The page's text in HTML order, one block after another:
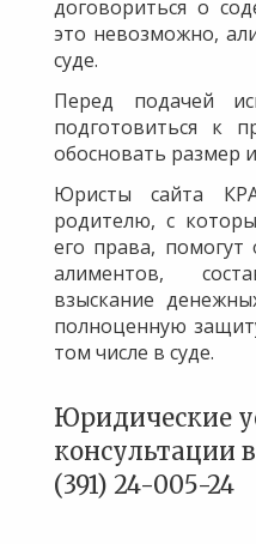
договориться о
это невозможно,
суде.
Перед подачей
подготовиться к
обосновать размер
Юристы сайта
родителю, с
его права, помогут
алиментов,
взыскание
полноценную
том числе в суде.
Юридические
консультации
(391) 24-005-24